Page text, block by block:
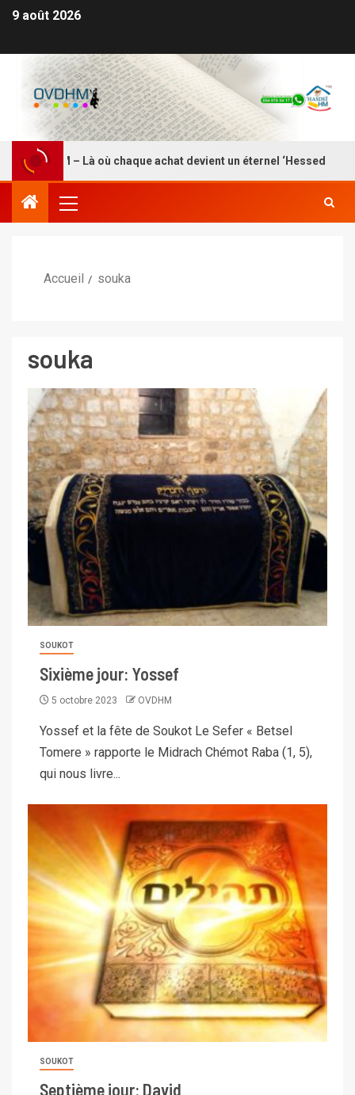
9 août 2026
HM – Là où chaque achat devient un éternel ‘Hessed
Accueil souka
souka
SOUKOT
Sixième jour: Yossef
5 octobre 2023 OVDHM
Yossef et la fête de Soukot Le Sefer « Betsel
Tomere » rapporte le Midrach Chémot Raba (1, 5),
qui nous livre...
SOUKOT
Septième jour: David